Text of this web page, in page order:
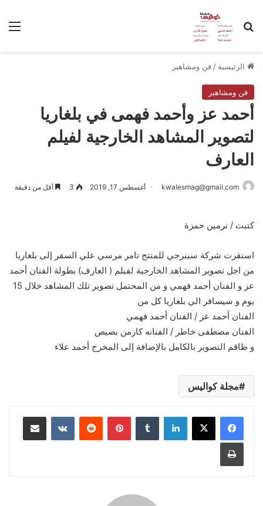
بحث عن
الرئيسية / فن ومشاهير
فن ومشاهير
أحمد عز وأحمد فهمى في بلغاريا
لتصوير المشاهد الخارجية لفيلم
العارف
kwalesmag@gmail.com أغسطس 17, 2019 3 أقل من دقيقة
كتبت / نرمين حمزة
استقرت شركة سينرجي للمنتج تامر مرسي علي السفر إلى بلغاريا
من اجل تصوير المشاهد الخارجية لفيلم ( العارف) بطولة الفنان أحمد
عز و الفنان أحمد فهمي و من المحتمل تصوير تلك المشاهد خلال 15
يوم و سيسافر الي بلغاريا كل من
الفنان أحمد عز / الفنان أحمد فهمي
الفنان مصطفى خاطر / الفنانه كارمن بصيص
و طاقم التصوير بالكامل بالإضافة إلى المخرج أحمد علاء
مجلة كواليس
لينكدإن بينتيريست مشاركة عبر البريد
طباعة